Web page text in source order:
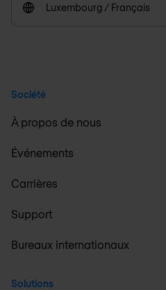
Luxembourg / Français
Société
À propos de nous
Événements
Carrières
Support
Bureaux internationaux
Solutions